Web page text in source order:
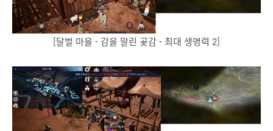
[달벌 마을 - 감을 말린 곶감 - 최대 생명력 2]